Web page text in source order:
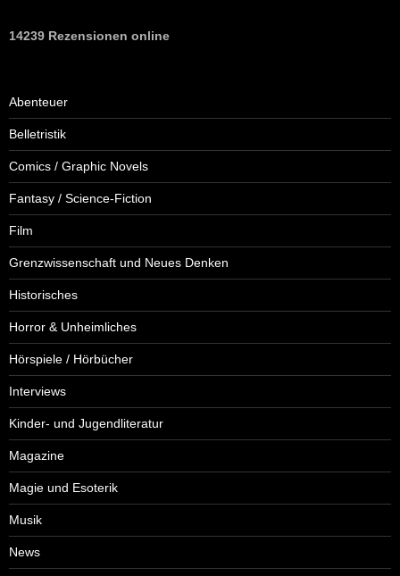
14239 Rezensionen online
Abenteuer
Belletristik
Comics / Graphic Novels
Fantasy / Science-Fiction
Film
Grenzwissenschaft und Neues Denken
Historisches
Horror & Unheimliches
Hörspiele / Hörbücher
Interviews
Kinder- und Jugendliteratur
Magazine
Magie und Esoterik
Musik
News